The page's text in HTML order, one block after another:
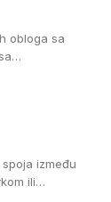
obloga sa
između
ili